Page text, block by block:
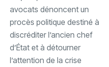
avocats dénoncent un
procès politique destiné à
discréditer l’ancien chef
d’État et à détourner
l’attention de la crise